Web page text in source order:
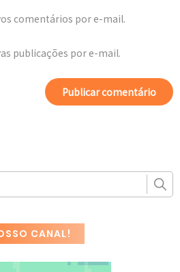
comentários por e-mail.
publicações por e-mail.
CANAL!